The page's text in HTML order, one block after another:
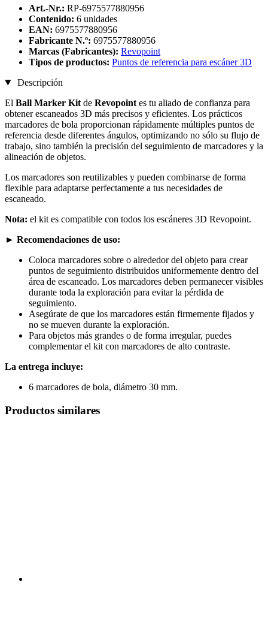
Art.-Nr.: RP-6975577880956
Contenido: 6 unidades
EAN: 6975577880956
Fabricante N.º: 6975577880956
Marcas (Fabricantes): Revopoint
Tipos de productos: Puntos de referencia para escáner 3D
Descripción
El Ball Marker Kit de Revopoint es tu aliado de confianza para
obtener escaneados 3D más precisos y eficientes. Los prácticos
marcadores de bola proporcionan rápidamente múltiples puntos de
referencia desde diferentes ángulos, optimizando no sólo su flujo de
trabajo, sino también la precisión del seguimiento de marcadores y la
alineación de objetos.
Los marcadores son reutilizables y pueden combinarse de forma
flexible para adaptarse perfectamente a tus necesidades de
escaneado.
Nota: el kit es compatible con todos los escáneres 3D Revopoint.
► Recomendaciones de uso:
Coloca marcadores sobre o alrededor del objeto para crear
puntos de seguimiento distribuidos uniformemente dentro del
área de escaneado. Los marcadores deben permanecer visibles
durante toda la exploración para evitar la pérdida de
seguimiento.
Asegúrate de que los marcadores están firmemente fijados y
no se mueven durante la exploración.
Para objetos más grandes o de forma irregular, puedes
complementar el kit con marcadores de alto contraste.
La entrega incluye:
6 marcadores de bola, diámetro 30 mm.
Productos similares